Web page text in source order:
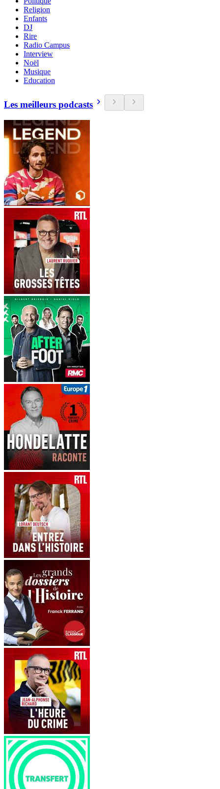
Religion
Enfants
DJ
Rire
Radio Campus
Interview
Noël
Musique
Education
Les meilleurs podcasts